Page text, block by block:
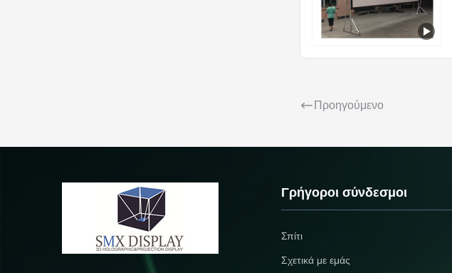
Προηγούμενο
Γρήγοροι σύνδεσμοι
Σπίτι
Σχετικά με εμάς